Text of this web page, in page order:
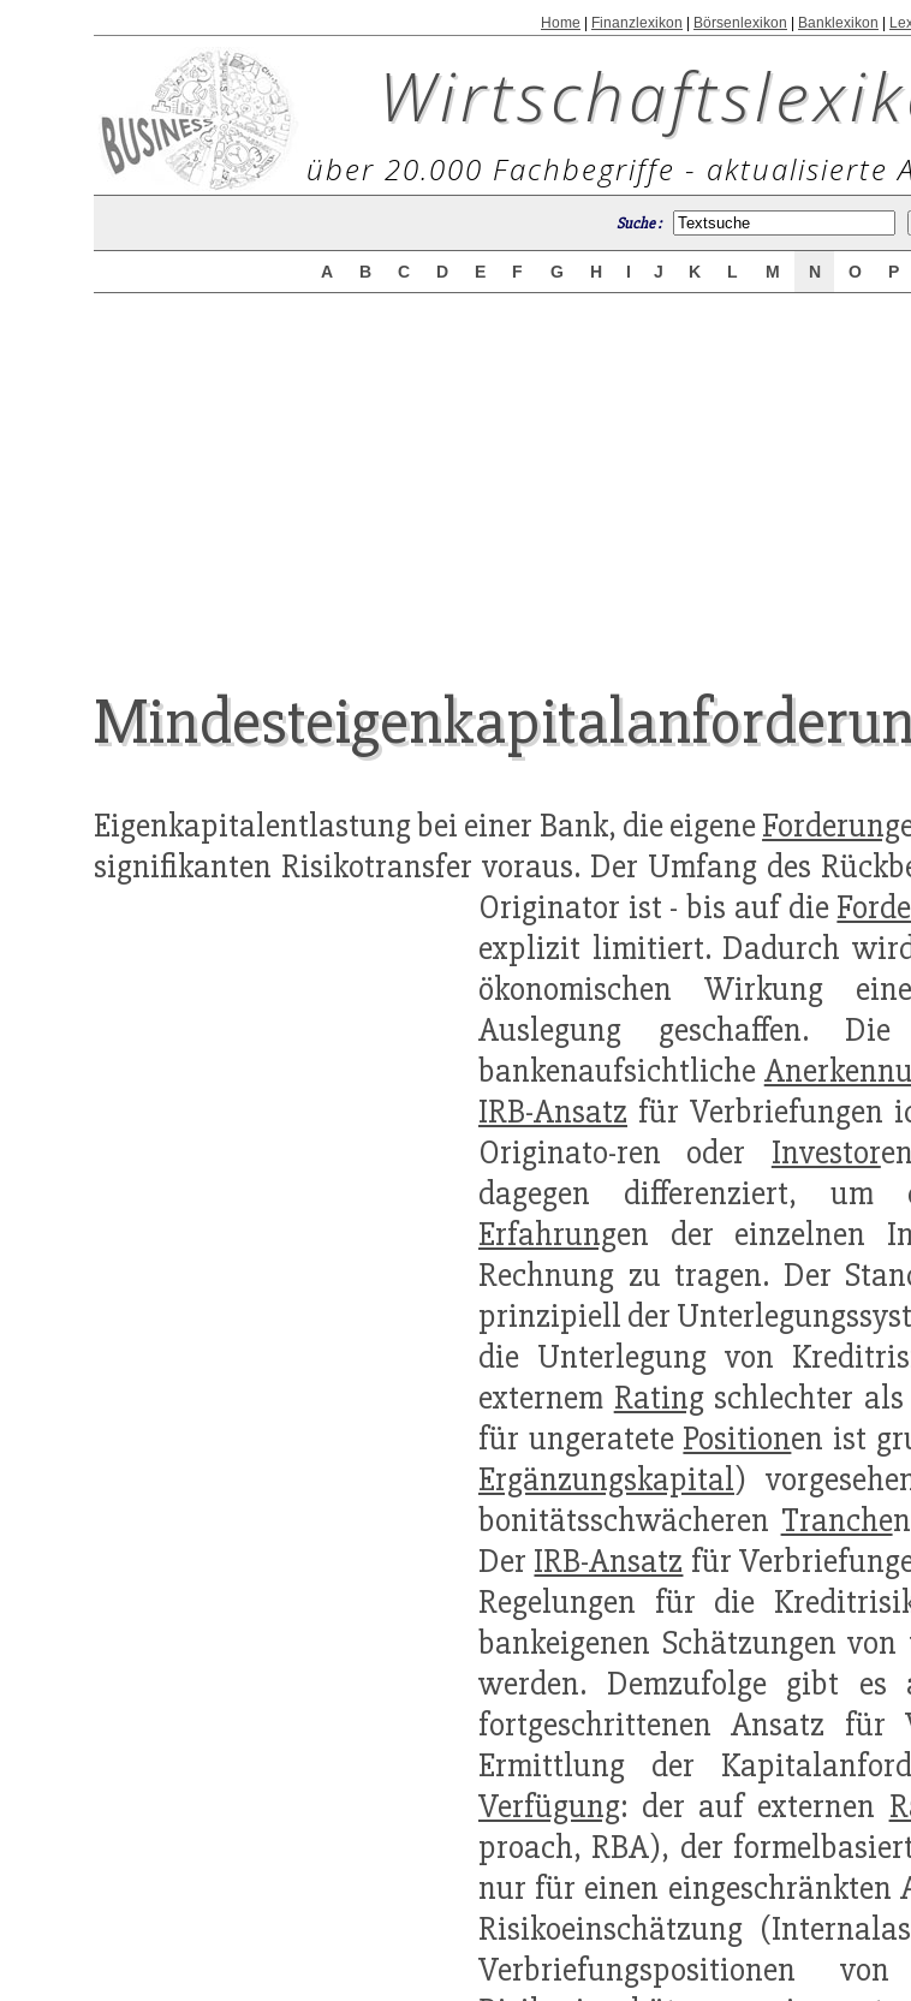
Home Finanzlexikon Börsenlexikon Banklexikon
über 20.000 Fachbegriffe - aktualisierte
Suche :
A B C D E F G H I J K L M N O P
Eigenkapitalentlastung bei einer Bank, die eigeneForderung
signifikanten Risikotransfer voraus. Der Umfang des
Originator ist - bis auf die
explizit limitiert. Dadurch
ökonomischen Wirkung
Auslegung geschaffen.
bankenaufsichtliche
IRB-Ansatz für Verbriefungen
Originato-ren oder Investor
dagegen differenziert, um
Erfahrungen der einzelnen
Rechnung zu tragen. Der
prinzipiell der
die Unterlegung von
externem Ratingschlechter als
für ungeratete Positionen ist
Ergänzungskapital)
bonitätsschwächeren Tranche
Der IRB-Ansatz für
Regelungen für die
bankeigenen Schätzungen
werden. Demzufolge gibt
fortgeschrittenen Ansatz für
Ermittlung der
Verfügung: der auf externen
proach, RBA), der
nur für einen eingeschränkten
Risikoeinschätzung
Verbriefungspositionen